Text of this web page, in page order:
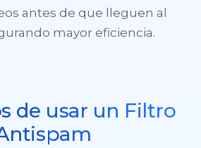
antes de que lleguen al
mayor eficiencia.
de usar un Filtro